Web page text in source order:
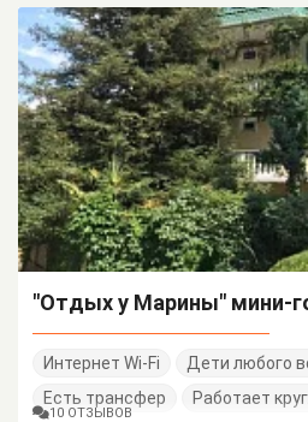
"Отдых у Марины" мини-
Интернет Wi-Fi
Дети любого
Есть трансфер
Работает
10 ОТЗЫВОВ